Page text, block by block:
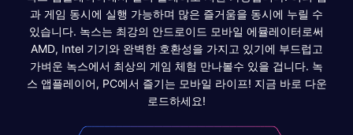
과 게임 동시에 실행 가능하며 많은 즐거움을 동시에 누릴 수
있습니다. 녹스는 최강의 안드로이드 모바일 에뮬레이터로써
AMD, Intel 기기와 완벽한 호환성을 가지고 있기에 부드럽고
가벼운 녹스에서 최상의 게임 체험 만나볼수 있을 겁니다. 녹
스 앱플레이어, PC에서 즐기는 모바일 라이프! 지금 바로 다운
로드하세요!